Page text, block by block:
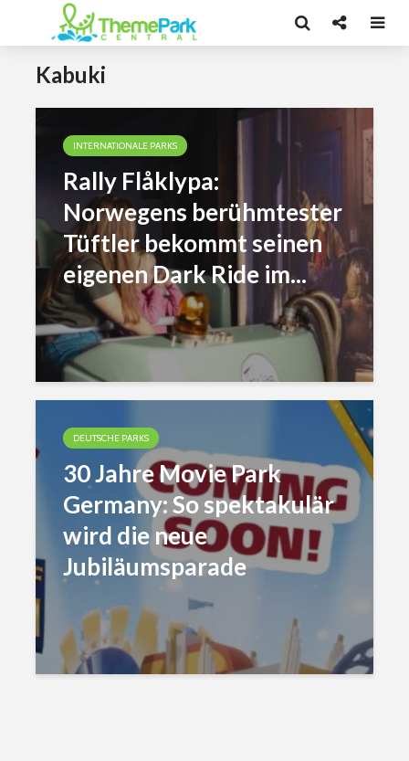
Kabuki
INTERNATIONALE PARKS
Rally Flåklypa:
Norwegens berühmtester
Tüftler bekommt seinen
eigenen Dark Ride im...
DEUTSCHE PARKS
30 Jahre Movie Park
Germany: So spektakulär
wird die neue
Jubiläumsparade